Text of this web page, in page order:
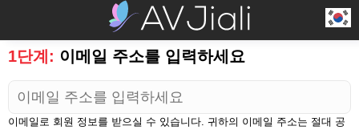
1단계: 이메일 주소를 입력하세요
이메일로 회원 정보를 받으실 수 있습니다. 귀하의 이메일 주소는 절대 공